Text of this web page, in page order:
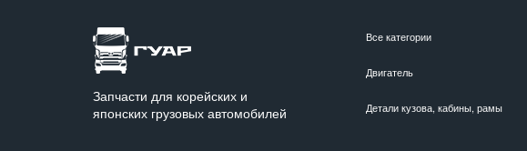
Запчасти для корейских и
японских грузовых автомобилей
Все категории
Двигатель
Детали кузова, кабины, рамы